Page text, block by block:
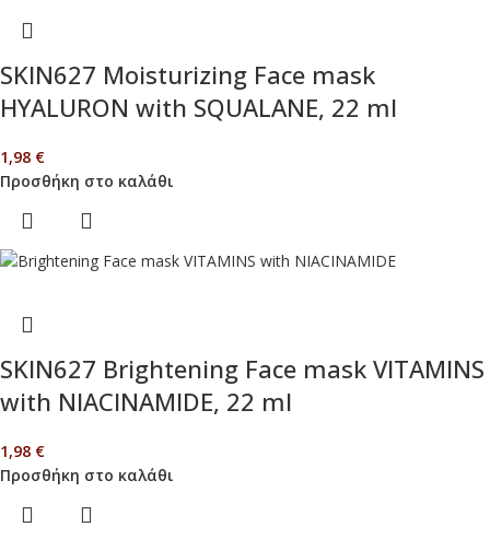
SKIN627 Moisturizing Face mask
HYALURON with SQUALANE, 22 ml
1,98 €
Προσθήκη στο καλάθι
SKIN627 Brightening Face mask VITAMINS
with NIACINAMIDE, 22 ml
1,98 €
Προσθήκη στο καλάθι